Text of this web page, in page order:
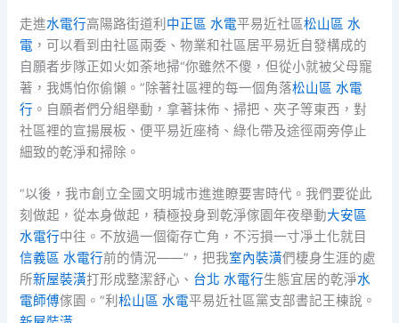
走進水電行高陽路街道利 中正區 水電平易近社區松山區 水
電 ，可以看到由社區兩委、物業和社區居平易近自發構成的
自願者步隊正如火如荼地掃“你雖然不傻，但從小就被父母寵
著，我媽怕你偷懶。”除著社區裡的每一個角落松山區 水電
行 。自願者們分組舉動，拿著抹佈、掃把、夾子等東西，對
社區裡的宣揚展板、便平易近座椅、綠化帶及途徑兩旁停止
細致的乾淨和掃除。
“以後，我市創立全國文明城市進進瞭要害時代。我們要從此
刻做起，從本身做起，積極投身到乾淨傢園年夜舉動大安區
水電行中往。不放過一個衛存亡角，不污損一寸凈土化就目
信義區 水電行前的情況——”，把我室內裝潢們棲身生涯的處
所新屋裝潢打形成整潔舒心、 台北 水電行生態宜居的乾淨水
電師傅傢園。”利松山區 水電平易近社區黨支部書記王棟說。